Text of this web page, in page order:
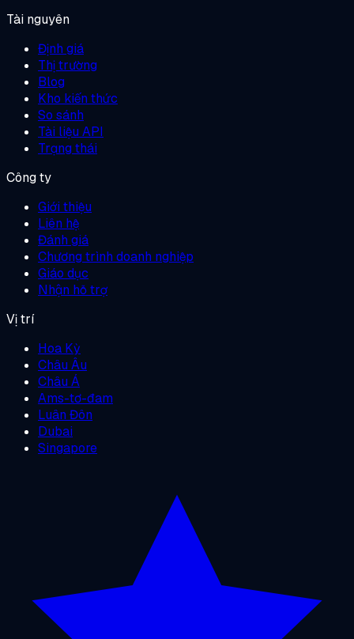
Tài nguyên
Định giá
Thị trường
Blog
Kho kiến thức
So sánh
Tài liệu API
Trạng thái
Công ty
Giới thiệu
Liên hệ
Đánh giá
Chương trình doanh nghiệp
Giáo dục
Nhận hỗ trợ
Vị trí
Hoa Kỳ
Châu Âu
Châu Á
Ams-tơ-đam
Luân Đôn
Dubai
Singapore